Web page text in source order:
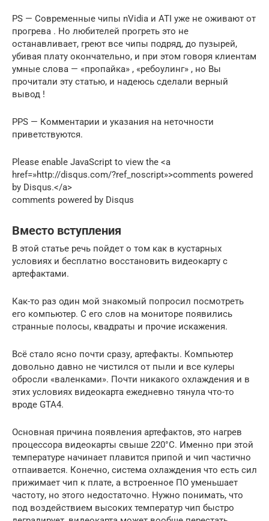
PS — Современные чипы nVidia и ATI уже не оживают от
прогрева . Но любителей прогреть это не
останавливает, греют все чипы подряд, до пузырей,
убивая плату окончательно, и при этом говоря клиентам
умные слова — «пропайка» , «ребоулинг» , но Вы
прочитали эту статью, и надеюсь сделали верный
вывод !
PPS — Комментарии и указания на неточности
приветствуются.
Please enable JavaScript to view the <a
href=»http://disqus.com/?ref_noscript»>comments powered
by Disqus.</a>
comments powered by Disqus
Вместо вступления
В этой статье речь пойдет о том как в кустарных
условиях и бесплатно восстановить видеокарту с
артефактами.
Как-то раз один мой знакомый попросил посмотреть
его компьютер. С его слов на мониторе появились
странные полосы, квадраты и прочие искажения.
Всё стало ясно почти сразу, артефакты. Компьютер
довольно давно не чистился от пыли и все кулеры
обросли «валенками». Почти никакого охлаждения и в
этих условиях видеокарта ежедневно тянула что-то
вроде GTA4.
Основная причина появления артефактов, это нагрев
процессора видеокарты свыше 220°С. Именно при этой
температуре начинает плавится припой и чип частично
отпаивается. Конечно, система охлаждения что есть сил
прижимает чип к плате, а встроенное ПО уменьшает
частоту, но этого недостаточно. Нужно понимать, что
под воздействием высоких температур чип быстро